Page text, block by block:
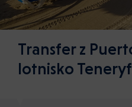
Transfer z
lotnisko